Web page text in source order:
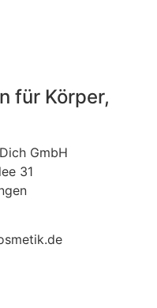
für Körper,
GmbH
31